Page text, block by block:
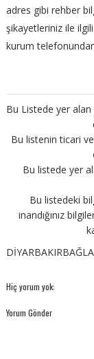
adres gibi rehber
şikayetleriniz ile
kurum
Bu Listede yer
Bu listenin ticari
Bu listede yer
Bu listedeki
inandığınız
Hiç yorum yok:
Yorum Gönder